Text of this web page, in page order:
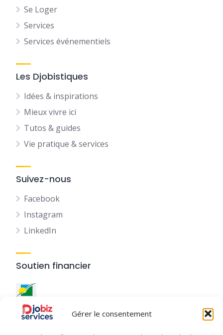
Gérer le consentement
Se Loger
Services
Services événementiels
Les Djobistiques
Idées & inspirations
Mieux vivre ici
Tutos & guides
Vie pratique & services
Suivez-nous
Facebook
Instagram
LinkedIn
Soutien financier
Ce site a été réalisé avec lesoutien financier de la